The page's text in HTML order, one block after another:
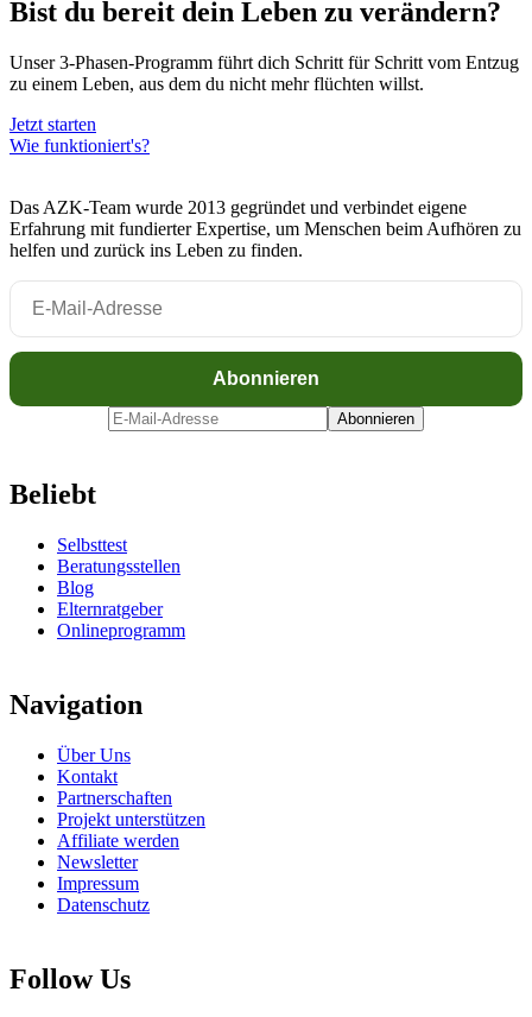
Bist du bereit dein Leben zu verändern?
Unser 3-Phasen-Programm führt dich Schritt für Schritt vom Entzug
zu einem Leben, aus dem du nicht mehr flüchten willst.
Jetzt starten
Wie funktioniert's?
Das AZK-Team wurde 2013 gegründet und verbindet eigene
Erfahrung mit fundierter Expertise, um Menschen beim Aufhören zu
helfen und zurück ins Leben zu finden.
Beliebt
Selbsttest
Beratungsstellen
Blog
Elternratgeber
Onlineprogramm
Navigation
Über Uns
Kontakt
Partnerschaften
Projekt unterstützen
Affiliate werden
Newsletter
Impressum
Datenschutz
Follow Us